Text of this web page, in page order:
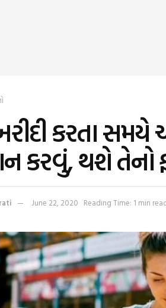
કરતા
કરવું, થશે તેનો
June 22, 2020 Reading Time: 1 min